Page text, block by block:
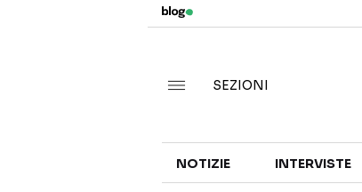
SEZIONI
NOTIZIE INTERVISTE